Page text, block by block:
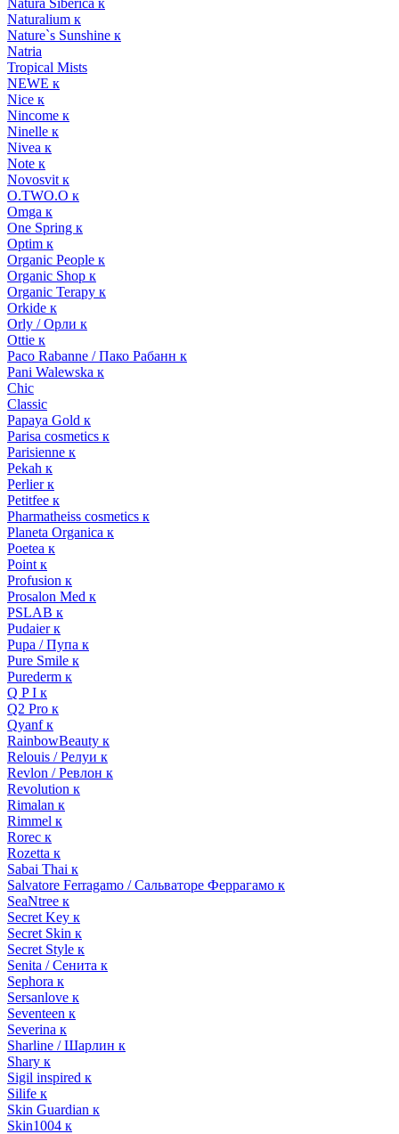
Natura Siberica к
Naturalium к
Nature`s Sunshine к
Natria
Tropical Mists
NEWE к
Nice к
Nincome к
Ninelle к
Nivea к
Note к
Novosvit к
O.TWO.O к
Omga к
One Spring к
Optim к
Organic People к
Organic Shop к
Organic Terapy к
Orkide к
Orly / Орли к
Ottie к
Paco Rabanne / Пако Рабанн к
Pani Walewska к
Chic
Classic
Papaya Gold к
Parisa cosmetics к
Parisienne к
Pekah к
Perlier к
Petitfee к
Pharmatheiss cosmetics к
Planeta Organica к
Poetea к
Point к
Profusion к
Prosalon Med к
PSLAB к
Pudaier к
Pupa / Пупа к
Pure Smile к
Purederm к
Q P I к
Q2 Pro к
Qyanf к
RainbowBeauty к
Relouis / Релуи к
Revlon / Ревлон к
Revolution к
Rimalan к
Rimmel к
Rorec к
Rozetta к
Sabai Thai к
Salvatore Ferragamo / Сальваторе Феррагамо к
SeaNtree к
Secret Key к
Secret Skin к
Secret Style к
Senita / Сенита к
Sephora к
Sersanlove к
Seventeen к
Severina к
Sharline / Шарлин к
Shary к
Sigil inspired к
Silife к
Skin Guardian к
Skin1004 к